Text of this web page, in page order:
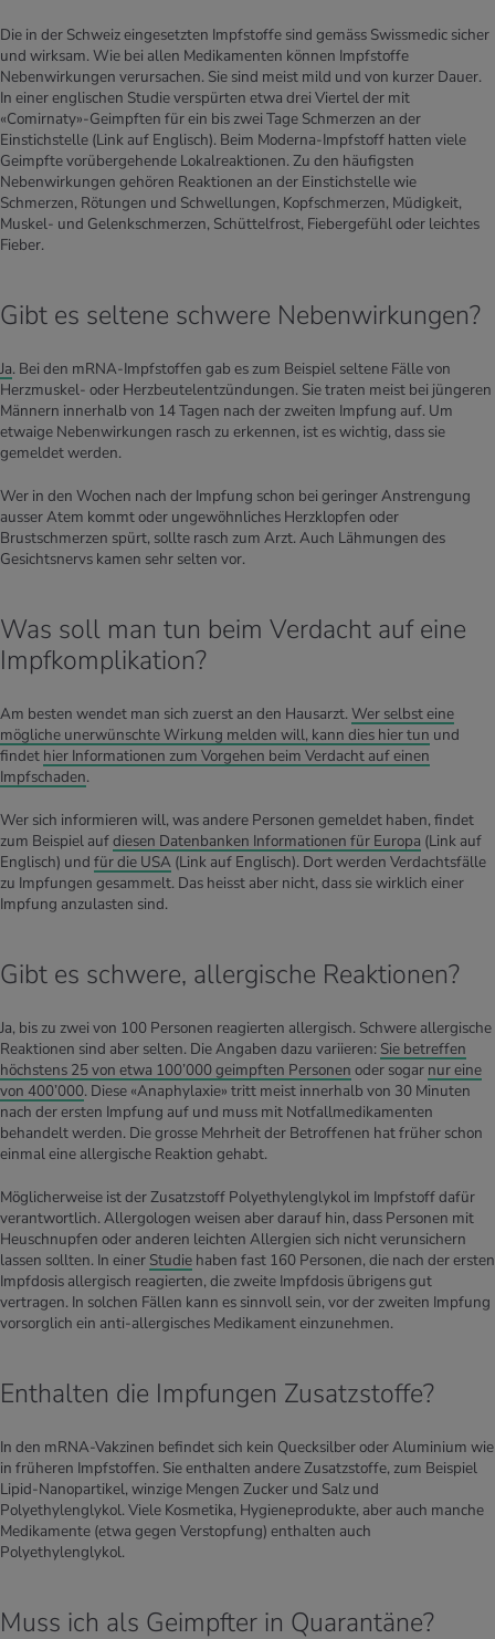
Die in der Schweiz eingesetzten Impfstoffe sind gemäss Swissmedic sicher
und wirksam. Wie bei allen Medikamenten können Impfstoffe
Nebenwirkungen verursachen. Sie sind meist mild und von kurzer Dauer.
In einer englischen Studie verspürten etwa drei Viertel der mit
«Comirnaty»-Geimpften für ein bis zwei Tage Schmerzen an der
Einstichstelle (Link auf Englisch). Beim Moderna-Impfstoff hatten viele
Geimpfte vorübergehende Lokalreaktionen. Zu den häufigsten
Nebenwirkungen gehören Reaktionen an der Einstichstelle wie
Schmerzen, Rötungen und Schwellungen, Kopfschmerzen, Müdigkeit,
Muskel- und Gelenkschmerzen, Schüttelfrost, Fiebergefühl oder leichtes
Fieber.
Gibt es seltene schwere Nebenwirkungen?
Ja. Bei den mRNA-Impfstoffen gab es zum Beispiel seltene Fälle von
Herzmuskel- oder Herzbeutelentzündungen. Sie traten meist bei jüngeren
Männern innerhalb von 14 Tagen nach der zweiten Impfung auf. Um
etwaige Nebenwirkungen rasch zu erkennen, ist es wichtig, dass sie
gemeldet werden.
Wer in den Wochen nach der Impfung schon bei geringer Anstrengung
ausser Atem kommt oder ungewöhnliches Herzklopfen oder
Brustschmerzen spürt, sollte rasch zum Arzt. Auch Lähmungen des
Gesichtsnervs kamen sehr selten vor.
Was soll man tun beim Verdacht auf eine
Impfkomplikation?
Am besten wendet man sich zuerst an den Hausarzt. Wer selbst eine
mögliche unerwünschte Wirkung melden will, kann dies hier tun und
findet hier Informationen zum Vorgehen beim Verdacht auf einen
Impfschaden.
Wer sich informieren will, was andere Personen gemeldet haben, findet
zum Beispiel aufdiesen Datenbanken Informationen für Europa (Link auf
Englisch) und für die USA (Link auf Englisch). Dort werden Verdachtsfälle
zu Impfungen gesammelt. Das heisst aber nicht, dass sie wirklich einer
Impfung anzulasten sind.
Gibt es schwere, allergische Reaktionen?
Ja, bis zu zwei von 100 Personen reagierten allergisch. Schwere allergische
Reaktionen sind aber selten. Die Angaben dazu variieren: Sie betreffen
höchstens 25 von etwa 100’000 geimpften Personen oder sogar nur eine
von 400’000. Diese «Anaphylaxie» tritt meist innerhalb von 30 Minuten
nach der ersten Impfung auf und muss mit Notfallmedikamenten
behandelt werden. Die grosse Mehrheit der Betroffenen hat früher schon
einmal eine allergische Reaktion gehabt.
Möglicherweise ist der Zusatzstoff Polyethylenglykol im Impfstoff dafür
verantwortlich. Allergologen weisen aber darauf hin, dass Personen mit
Heuschnupfen oder anderen leichten Allergien sich nicht verunsichern
lassen sollten. In einer Studie haben fast 160 Personen, die nach der ersten
Impfdosis allergisch reagierten, die zweite Impfdosis übrigens gut
vertragen. In solchen Fällen kann es sinnvoll sein, vor der zweiten Impfung
vorsorglich ein anti-allergisches Medikament einzunehmen.
Enthalten die Impfungen Zusatzstoffe?
In den mRNA-Vakzinen befindet sich kein Quecksilber oder Aluminium wie
in früheren Impfstoffen. Sie enthalten andere Zusatzstoffe, zum Beispiel
Lipid-Nanopartikel, winzige Mengen Zucker und Salz und
Polyethylenglykol. Viele Kosmetika, Hygieneprodukte, aber auch manche
Medikamente (etwa gegen Verstopfung) enthalten auch
Polyethylenglykol.
Muss ich als Geimpfter in Quarantäne?